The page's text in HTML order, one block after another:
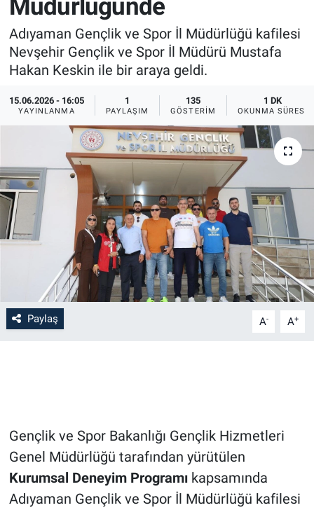
Müdürlüğünde
Adıyaman Gençlik ve Spor İl Müdürlüğü kafilesi
Nevşehir Gençlik ve Spor İl Müdürü Mustafa
Hakan Keskin ile bir araya geldi.
15.06.2026 - 16:05
YAYINLANMA
1
PAYLAŞIM
135
GÖSTERIM
1 DK
OKUNMA SÜRESI
Paylaş A- A+
Gençlik ve Spor Bakanlığı Gençlik Hizmetleri
Genel Müdürlüğü tarafından yürütülen
Kurumsal Deneyim Programıkapsamında
Adıyaman Gençlik ve Spor İl Müdürlüğü kafilesi
Yerel
Genel
Asayiş
İlan - Duyuru- Mesaj
Türkiye Gündemi
Sizden Gelenler
Yaşam
Sağlık
Eğitim
Kültür
3.Sayfa
Medya
Kayseri
İlan - Duyuru- Mesaj
Türkiye Gündemi
Sizden Gelenler